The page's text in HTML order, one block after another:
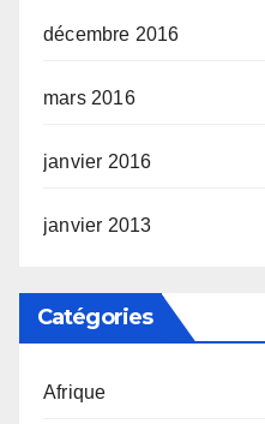
décembre 2016
mars 2016
janvier 2016
janvier 2013
Catégories
Afrique